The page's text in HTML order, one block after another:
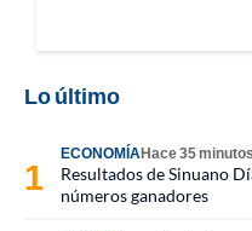
Lo último
ECONOMÍAHace 35 minutos
Resultados de Sinuano
números ganadores